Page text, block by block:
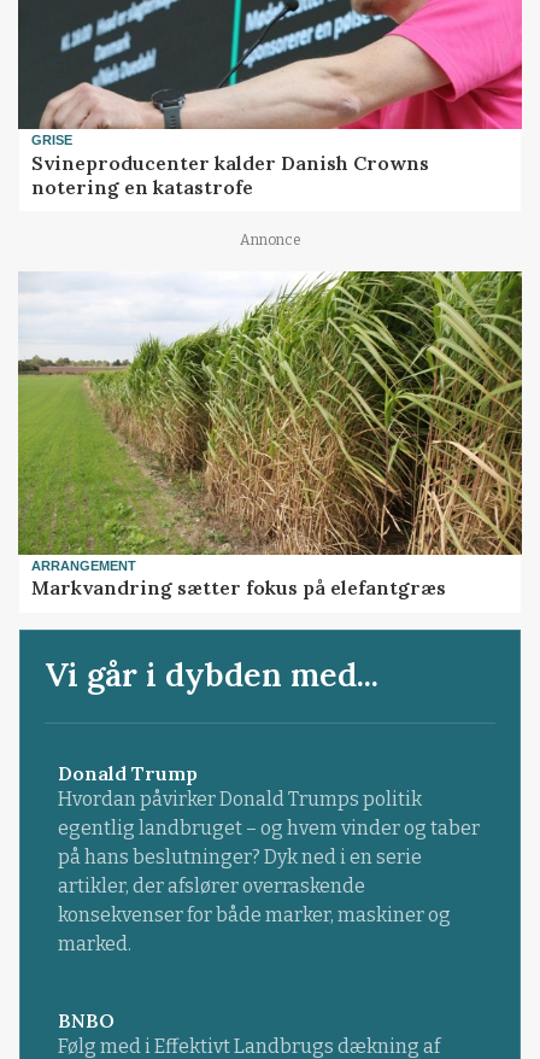
GRISE
Svineproducenter kalder Danish Crowns
notering en katastrofe
Annonce
ARRANGEMENT
Markvandring sætter fokus på elefantgræs
Vi går i dybden med...
Donald Trump
Hvordan påvirker Donald Trumps politik
egentlig landbruget – og hvem vinder og taber
på hans beslutninger? Dyk ned i en serie
artikler, der afslører overraskende
konsekvenser for både marker, maskiner og
marked.
BNBO
Følg med i Effektivt Landbrugs dækning af